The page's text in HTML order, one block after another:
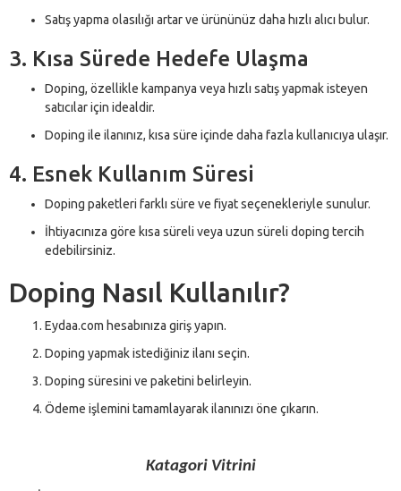
Satış yapma olasılığı artar ve ürününüz daha hızlı alıcı bulur.
3. Kısa Sürede Hedefe Ulaşma
Doping, özellikle kampanya veya hızlı satış yapmak isteyen
satıcılar için idealdir.
Doping ile ilanınız, kısa süre içinde daha fazla kullanıcıya ulaşır.
4. Esnek Kullanım Süresi
Doping paketleri farklı süre ve fiyat seçenekleriyle sunulur.
İhtiyacınıza göre kısa süreli veya uzun süreli doping tercih
edebilirsiniz.
Doping Nasıl Kullanılır?
Eydaa.com hesabınıza giriş yapın.
Doping yapmak istediğiniz ilanı seçin.
Doping süresini ve paketini belirleyin.
Ödeme işlemini tamamlayarak ilanınızı öne çıkarın.
Katagori Vitrini